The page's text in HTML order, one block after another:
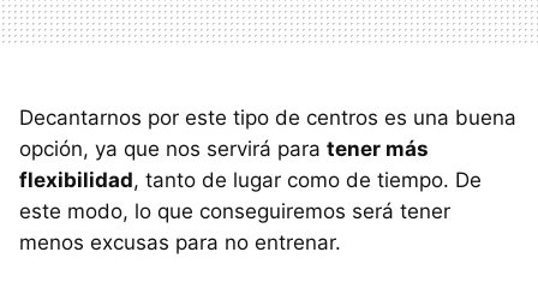
Decantarnos por este tipo de centros es una buena
opción, ya que nos servirá para tener más
flexibilidad, tanto de lugar como de tiempo. De
este modo, lo que conseguiremos será tener
menos excusas para no entrenar.